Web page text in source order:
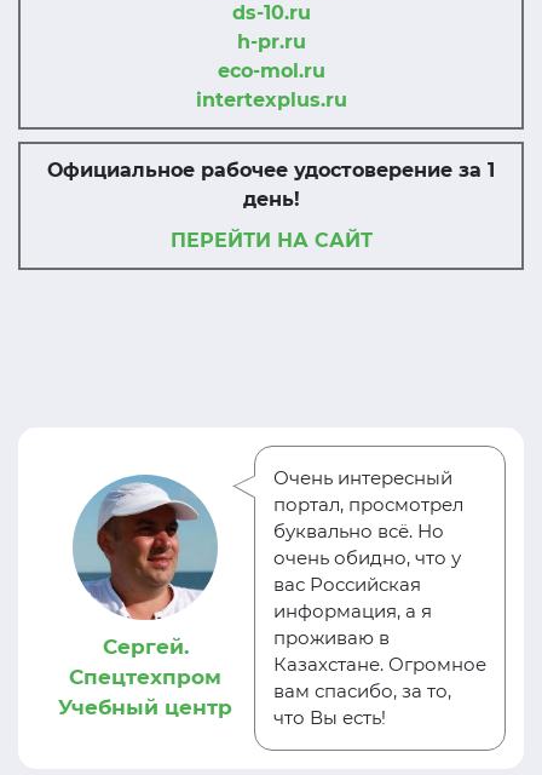
ds-10.ru
h-pr.ru
eco-mol.ru
intertexplus.ru
Официальное рабочее удостоверение за 1
день!
ПЕРЕЙТИ НА САЙТ
Сергей.
Спецтехпром
Учебный центр
Очень интересный
портал, просмотрел
буквально всё. Но
очень обидно, что у
вас Российская
информация, а я
проживаю в
Казахстане. Огромное
вам спасибо, за то,
что Вы есть!